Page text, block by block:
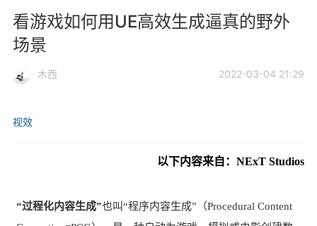
看游戏如何用UE高效生成逼真的野外
场景
木西 2022-03-04 21:29
视效
以下内容来自：NExT Studios
“过程化内容生成”也叫“程序内容生成”（Procedural Content